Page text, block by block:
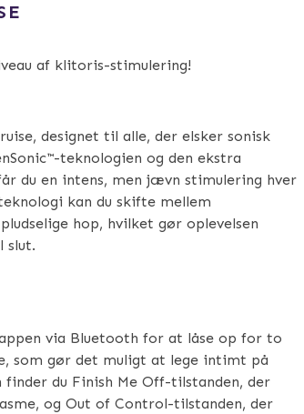
af klitoris-stimulering!
designet til alle, der elsker sonisk
teknologien og den ekstra
du en intens, men jævn stimulering hver
kan du skifte mellem
hop, hvilket gør oplevelsen
slut.
via Bluetooth for at låse op for to
som gør det muligt at lege intimt på
du Finish Me Off-tilstanden, der
og Out of Control-tilstanden, der